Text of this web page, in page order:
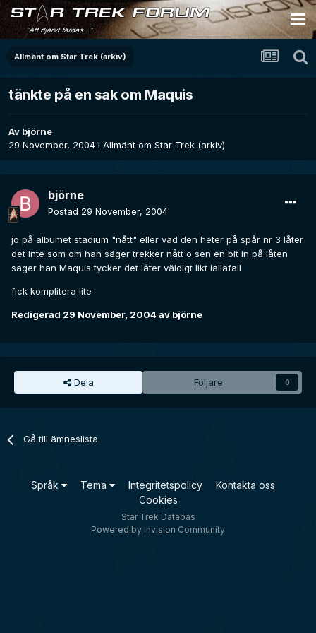
Allmänt om Star Trek (arkiv)
tänkte på en sak om Maquis
Av björne
29 November, 2004 i Allmänt om Star Trek (arkiv)
björne
Postad 29 November, 2004
jo på albumet stadium "nått" eller vad den heter på spår nr 3 låter
det inte som om han säger trekker nått o sen en bit in på låten
säger han Maquis tycker det låter väldigt likt iallafall
fick komplitera lite
Redigerad 29 November, 2004av björne
Dela Följare 0
Gå till ämneslista
Språk Tema Integritetspolicy
Kontakta oss
Cookies
Star Trek Databas
Powered by Invision Community